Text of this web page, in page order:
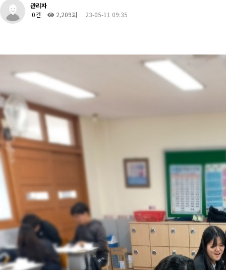
관리자
0건
2,209회 23-05-11 09:35